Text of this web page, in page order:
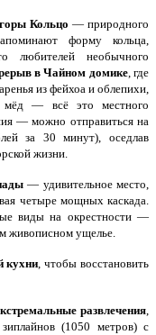
горы Кольцо — природного
форму кольца,
любителей необычного
в Чайном домике, где
из фейхоа и облепихи,
мёд — всё это местного
— можно отправиться на
за 30 минут), оседлав
жизни.
— удивительное место,
четыре мощных каскада.
виды на окрестности —
живописном ущелье.
кухни, чтобы восстановить
развлечения,
(1050 метров) с